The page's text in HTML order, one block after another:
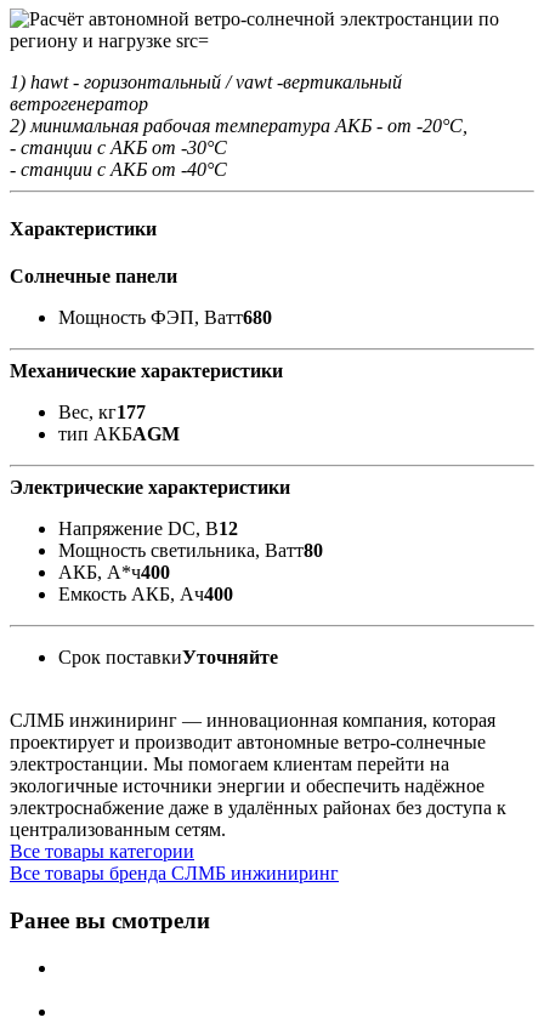
1) hawt - горизонтальный / vawt -вертикальный
ветрогенератор
2) минимальная рабочая температура АКБ - от -20°С,
- станции с АКБ от -30°С
- станции с АКБ от -40°С
Характеристики
Солнечные панели
Мощность ФЭП, Ватт680
Механические характеристики
Вес, кг177
тип АКБAGM
Электрические характеристики
Напряжение DC, В12
Мощность светильника, Ватт80
АКБ, А*ч400
Емкость АКБ, Ач400
Срок поставкиУточняйте
СЛМБ инжиниринг — инновационная компания, которая
проектирует и производит автономные ветро‑солнечные
электростанции. Мы помогаем клиентам перейти на
экологичные источники энергии и обеспечить надёжное
электроснабжение даже в удалённых районах без доступа к
централизованным сетям.
Все товары категории
Все товары бренда СЛМБ инжиниринг
Ранее вы смотрели